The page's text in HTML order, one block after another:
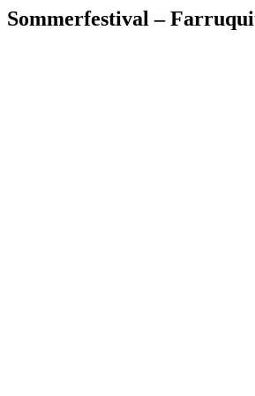
Sommerfestival –